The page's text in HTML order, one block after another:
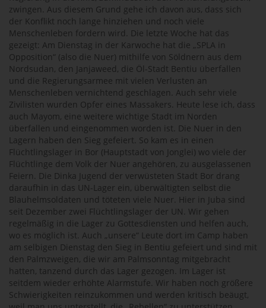
zwingen. Aus diesem Grund gehe ich davon aus, dass sich
der Konflikt noch lange hinziehen und noch viele
Menschenleben fordern wird. Die letzte Woche hat das
gezeigt: Am Dienstag in der Karwoche hat die „SPLA in
Opposition“ (also die Nuer) mithilfe von Söldnern aus dem
Nordsudan, den Janjaweed, die Öl-Stadt Bentiu überfallen
und die Regierungsarmee mit vielen Verlusten an
Menschenleben vernichtend geschlagen. Auch sehr viele
Zivilisten wurden Opfer eines Massakers. Heute lese ich, dass
auch Mayom, eine weitere wichtige Stadt im Norden
überfallen und eingenommen worden ist. Die Nuer in den
Lagern haben den Sieg gefeiert. So kam es in einen
Flüchtlingslager in Bor (Hauptstadt von Jonglei) wo viele der
Flüchtlinge dem Volk der Nuer angehören, zu ausgelassenen
Feiern. Die Dinka Jugend der verwüsteten Stadt Bor drang
daraufhin in das UN-Lager ein, überwältigten selbst die
Blauhelmsoldaten und töteten viele Nuer. Hier in Juba sind
seit Dezember zwei Flüchtlingslager der UN. Wir gehen
regelmäßig in die Lager zu Gottesdiensten und helfen auch,
wo es möglich ist. Auch „unsere“ Leute dort im Camp haben
am selbigen Dienstag den Sieg in Bentiu gefeiert und sind mit
den Palmzweigen, die wir am Palmsonntag mitgebracht
hatten, tanzend durch das Lager gezogen. Im Lager ist
seitdem wieder erhöhte Alarmstufe. Wir haben noch größere
Schwierigkeiten reinzukommen und werden kritisch beäugt,